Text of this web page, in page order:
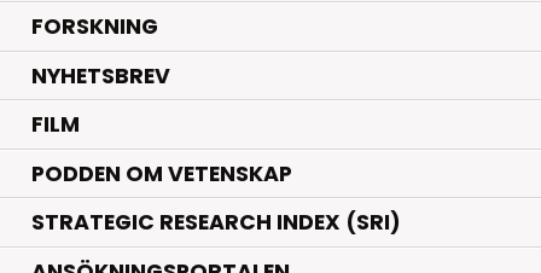
FORSKNING.
NYHETSBREV
FILM
PODDEN OM VETENSKAP
STRATEGIC RESEARCH INDEX (SRI)